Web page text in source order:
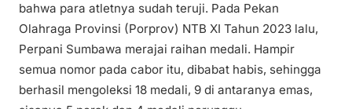
bahwa para atletnya sudah teruji. Pada Pekan
Olahraga Provinsi (Porprov) NTB XI Tahun 2023 lalu,
Perpani Sumbawa merajai raihan medali. Hampir
semua nomor pada cabor itu, dibabat habis, sehingga
berhasil mengoleksi 18 medali, 9 di antaranya emas,